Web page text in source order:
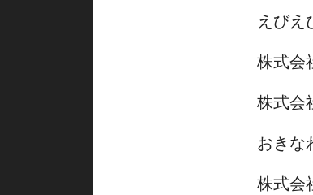
えびえ
株式会
株式会
おきな
株式会